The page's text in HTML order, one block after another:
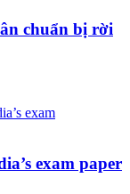
chuẩn bị rời
exam paper